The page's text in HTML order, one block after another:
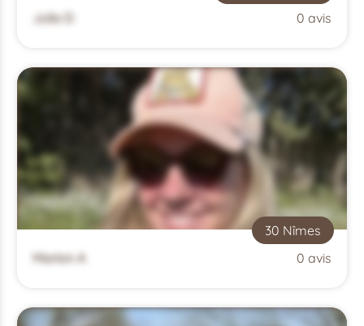
Julia D
0 avis
30 Nîmes
Marion A
0 avis